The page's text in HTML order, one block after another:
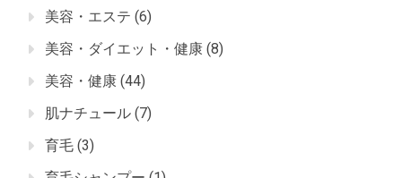
美容・エステ (6)
美容・ダイエット・健康 (8)
美容・健康 (44)
肌ナチュール (7)
育毛 (3)